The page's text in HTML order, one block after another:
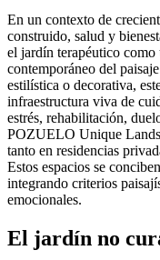
En un contexto de
construido, salud y
el jardín terapéutico como
contemporáneo del
estilística o decorativa,
infraestructura viva de
estrés, rehabilitación,
POZUELO Unique
tanto en residencias
Estos espacios se
integrando criterios
emocionales.
El jardín no